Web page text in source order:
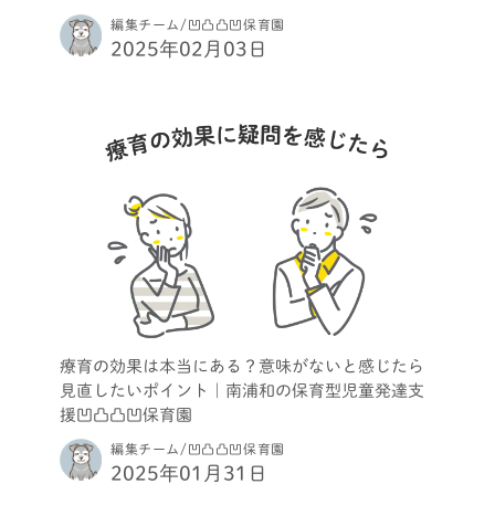
編集チーム/凹凸凸凹保育園
2025年02月03日
療育の効果は本当にある？意味がないと感じたら
見直したいポイント｜南浦和の保育型児童発達支
援凹凸凸凹保育園
編集チーム/凹凸凸凹保育園
2025年01月31日